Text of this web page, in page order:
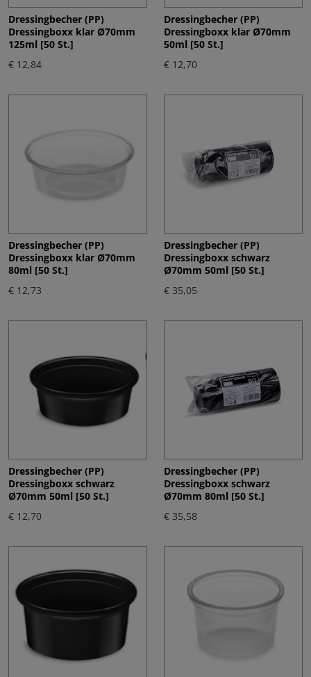
Dressingbecher (PP)
Dressingboxx klar Ø70mm
125ml [50 St.]
€ 12,84
Dressingbecher (PP)
Dressingboxx klar Ø70mm
50ml [50 St.]
€ 12,70
Dressingbecher (PP)
Dressingboxx klar Ø70mm
80ml [50 St.]
€ 12,73
Dressingbecher (PP)
Dressingboxx schwarz
Ø70mm 50ml [50 St.]
€ 35,05
Dressingbecher (PP)
Dressingboxx schwarz
Ø70mm 50ml [50 St.]
€ 12,70
Dressingbecher (PP)
Dressingboxx schwarz
Ø70mm 80ml [50 St.]
€ 35,58